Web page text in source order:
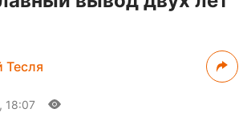
Тесля
18:07